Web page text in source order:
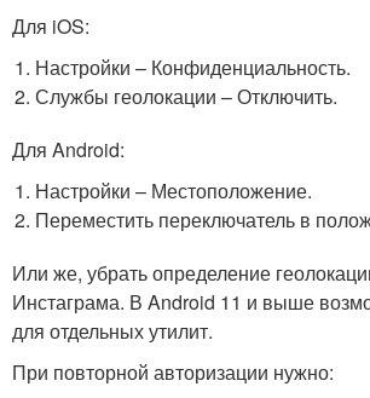
Для iOS:
Настройки – Конфиденциальность.
Службы геолокации – Отключить.
Для Android:
Настройки – Местоположение.
Переместить переключатель в
Или же, убрать определение
Инстаграма. В Android 11 и выше
для отдельных утилит.
При повторной авторизации нужно: